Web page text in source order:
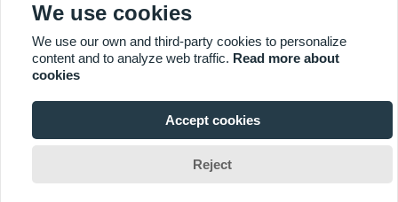

المزيد من الخدمات
حقوق الطبع والنشر محفوظة © لشركة Yuyi Lighting Technology Co.,
We use cookies
We use our own and third-party cookies to personalize
content and to analyze web traffic. Read more about
cookies
Accept cookies
Reject